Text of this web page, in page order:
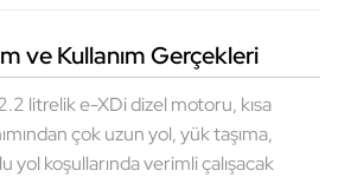
ve Kullanım Gerçekleri
litrelik e-XDi dizel motoru, kısa
çok uzun yol, yük taşıma,
koşullarında verimli çalışacak